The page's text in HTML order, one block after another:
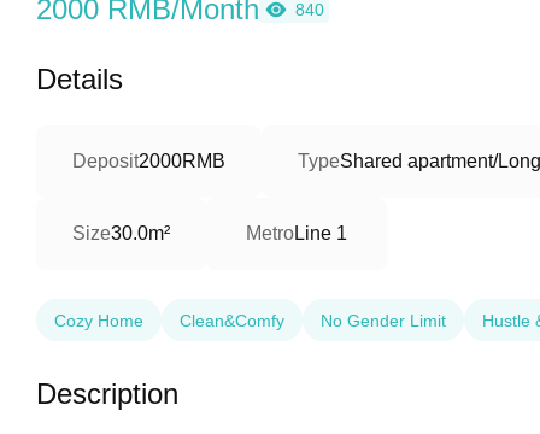
2000 RMB/Month 840
Details
Deposit2000RMB TypeShared apartment/
Size30.0m² MetroLine 1
Cozy Home Clean&Comfy No Gender Limit Hustle
Description